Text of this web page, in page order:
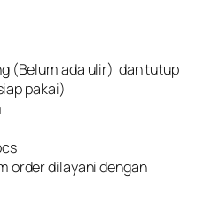
(Belum ada ulir) dan tutup
pakai)
order dilayani dengan